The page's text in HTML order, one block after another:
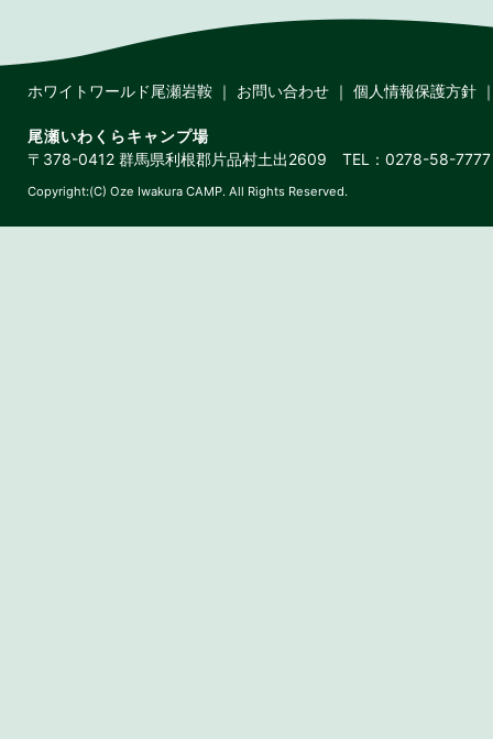
ホワイトワールド尾瀬岩鞍｜ お問い合わせ｜ 個人情報保護方針
尾瀬いわくらキャンプ場
〒378-0412 群馬県利根郡片品村土出2609 TEL：0278-58-
Copyright:(C) Oze Iwakura CAMP. All Rights Reserved.